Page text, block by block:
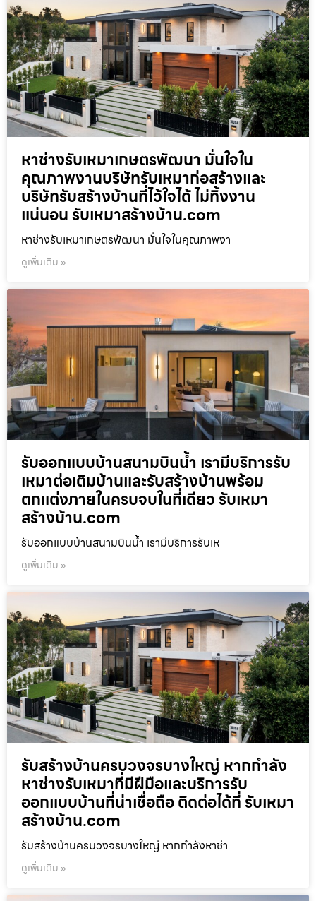
หาช่างรับเหมาเกษตรพัฒนา มั่นใจใน
คุณภาพงานบริษัทรับเหมาก่อสร้างและ
บริษัทรับสร้างบ้านที่ไว้ใจได้ ไม่ทิ้งงาน
แน่นอน รับเหมาสร้างบ้าน.com
หาช่างรับเหมาเกษตรพัฒนา มั่นใจในคุณภาพงา
ดูเพิ่มเติม »
รับออกแบบบ้านสนามบินน้ำ เรามีบริการรับ
เหมาต่อเติมบ้านและรับสร้างบ้านพร้อม
ตกแต่งภายในครบจบในที่เดียว รับเหมา
สร้างบ้าน.com
รับออกแบบบ้านสนามบินน้ำ เรามีบริการรับเห
ดูเพิ่มเติม »
รับสร้างบ้านครบวงจรบางใหญ่ หากกำลัง
หาช่างรับเหมาที่มีฝีมือและบริการรับ
ออกแบบบ้านที่น่าเชื่อถือ ติดต่อได้ที่ รับเหมา
สร้างบ้าน.com
รับสร้างบ้านครบวงจรบางใหญ่ หากกำลังหาช่า
ดูเพิ่มเติม »